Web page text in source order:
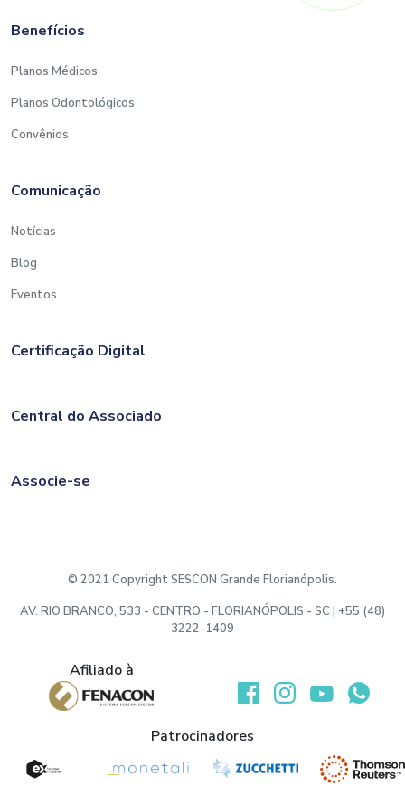
Benefícios
Planos Médicos
Planos Odontológicos
Convênios
Comunicação
Notícias
Blog
Eventos
Certificação Digital
Central do Associado
Associe-se
© 2021 Copyright SESCON Grande Florianópolis.
AV. RIO BRANCO, 533 - CENTRO - FLORIANÓPOLIS - SC | +55 (48)
3222-1409
Afiliado à
Desenvolvido por:
Patrocinadores